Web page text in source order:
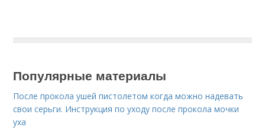
Популярные материалы
После прокола ушей пистолетом когда можно надевать
свои серьги. Инструкция по уходу после прокола мочки
уха